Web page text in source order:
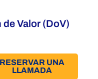
Valor (DoV)
RESERVAR UNA
LLAMADA